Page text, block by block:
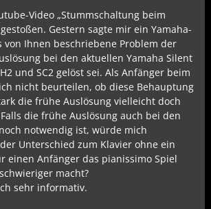
Video „Stummschaltung beim
Gestern sagte mir ein Yamaha-
von Ihnen beschriebene Problem der
bei den aktuellen Yamaha Silent
und SC2 gelöst sei. Als Anfänger beim
nicht beurteilen, ob diese Behauptung
die frühe Auslösung vielleicht doch
die frühe Auslösung auch bei den
notwendig ist, würde mich
Unterschied zum Klavier ohne ein
einen Anfänger das pianissimo Spiel
macht?
sehr informativ.